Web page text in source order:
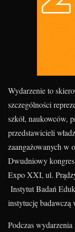
Wydarzenie to
szczególności
szkół, naukowców,
przedstawicieli
zaangażowanych w
Dwudniowy
Expo XXI, ul.
Instytut Badań
instytucję
Podczas